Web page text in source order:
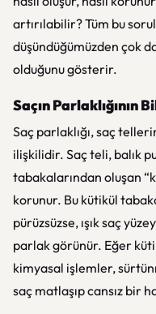
artırılabilir? Tüm bu
düşündüğümüzden çok
olduğunu gösterir.
Saçın Parlaklığının
Saç parlaklığı, saç
ilişkilidir. Saç teli, balık
tabakalarından oluşan
korunur. Bu kütikül
pürüzsüzse, ışık saç
parlak görünür. Eğer
kimyasal işlemler,
saç matlaşıp cansız bir